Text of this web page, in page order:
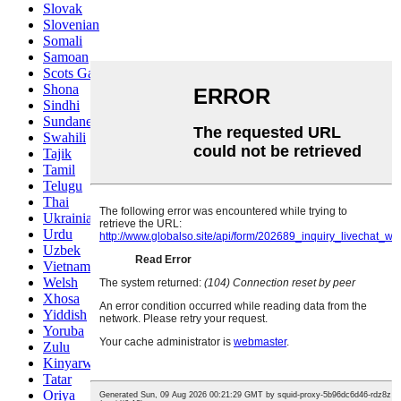
Slovak
Slovenian
Somali
Samoan
Scots Gaelic
Shona
Sindhi
Sundanese
Swahili
Tajik
Tamil
Telugu
Thai
Ukrainian
Urdu
Uzbek
Vietnamese
Welsh
Xhosa
Yiddish
Yoruba
Zulu
Kinyarwanda
Tatar
Oriya